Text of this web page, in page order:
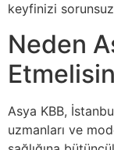
keyfinizi
Neden
Asya KBB,
uzmanları ve